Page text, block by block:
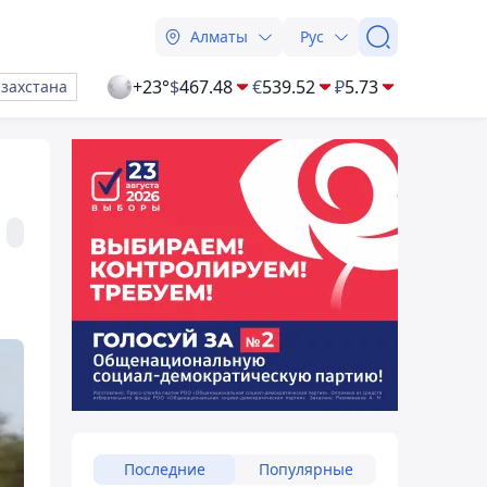
Алматы Рус
+23°$467.48 €539.52 ₽5.73
Последние Популярные